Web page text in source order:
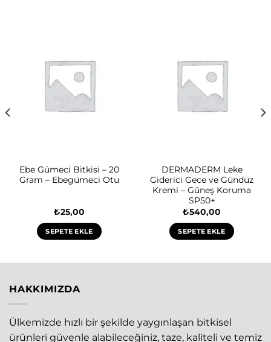
Ebe Gümeci Bitkisi – 20
Gram – Ebegümeci Otu
₺25,00
SEPETE EKLE
DERMADERM Leke
Giderici Gece ve Gündüz
Kremi – Güneş Koruma
SP50+
₺540,00
SEPETE EKLE
HAKKIMIZDA
Ülkemizde hızlı bir şekilde yaygınlaşan bitkisel
ürünleri güvenle alabileceğiniz, taze, kaliteli ve temiz